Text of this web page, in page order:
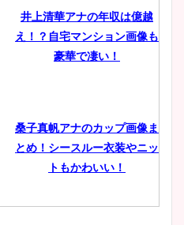
井上清華アナの年収は億越
え！？自宅マンション画像も
豪華で凄い！
桑子真帆アナのカップ画像ま
とめ！シースルー衣装やニッ
トもかわいい！